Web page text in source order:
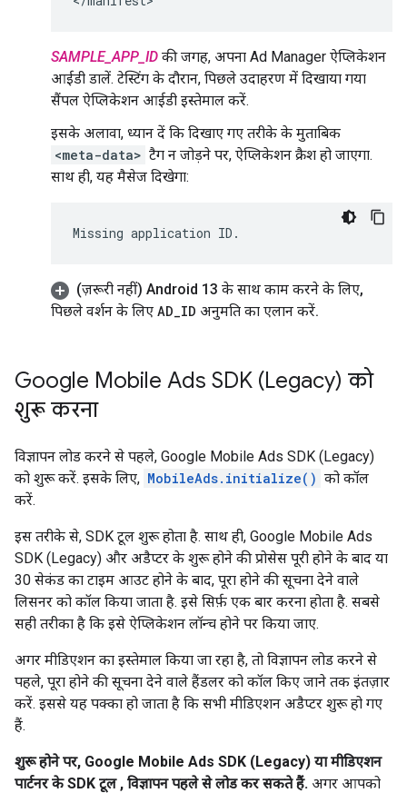
SAMPLE_APP_ID की जगह, अपना Ad Manager ऐप्लिकेशन
आईडी डालें. टेस्टिंग के दौरान, पिछले उदाहरण में दिखाया गया
सैंपल ऐप्लिकेशन आईडी इस्तेमाल करें.
इसके अलावा, ध्यान दें कि दिखाए गए तरीके के मुताबिक
<meta-data> टैग न जोड़ने पर, ऐप्लिकेशन क्रैश हो जाएगा.
साथ ही, यह मैसेज दिखेगा:
(ज़रूरी नहीं) Android 13 के साथ काम करने के लिए,
पिछले वर्शन के लिए AD_ID अनुमति का एलान करें.
Google Mobile Ads SDK (Legacy) को
शुरू करना
विज्ञापन लोड करने से पहले, Google Mobile Ads SDK (Legacy)
को शुरू करें. इसके लिए, MobileAds.initialize() को कॉल
करें.
इस तरीके से, SDK टूल शुरू होता है. साथ ही, Google Mobile Ads
SDK (Legacy) और अडैप्टर के शुरू होने की प्रोसेस पूरी होने के बाद या
30 सेकंड का टाइम आउट होने के बाद, पूरा होने की सूचना देने वाले
लिसनर को कॉल किया जाता है. इसे सिर्फ़ एक बार करना होता है. सबसे
सही तरीका है कि इसे ऐप्लिकेशन लॉन्च होने पर किया जाए.
अगर मीडिएशन का इस्तेमाल किया जा रहा है, तो विज्ञापन लोड करने से
पहले, पूरा होने की सूचना देने वाले हैंडलर को कॉल किए जाने तक इंतज़ार
करें. इससे यह पक्का हो जाता है कि सभी मीडिएशन अडैप्टर शुरू हो गए
हैं.
शुरू होने पर, Google Mobile Ads SDK (Legacy) या मीडिएशन
पार्टनर के SDK टूल , विज्ञापन पहले से लोड कर सकते हैं. अगर आपको